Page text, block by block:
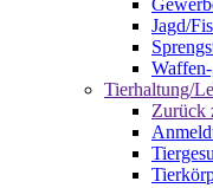
Jagd/
Tierhaltung/
Zurück